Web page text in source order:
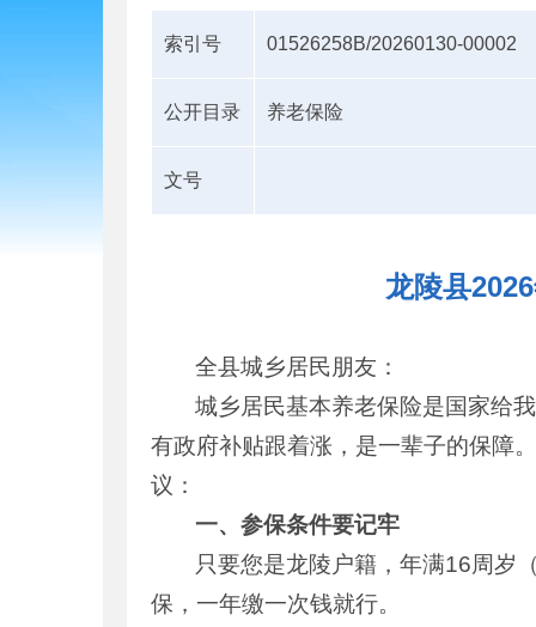
索引号 01526258B/20260130-00002
公开目录 养老保险
文号
龙陵县
全县城乡居民朋友：
城乡居民基本养老保险是国家给
有政府补贴跟着涨，是一辈子的保障
议：
一、参保条件要记牢
只要您是龙陵户籍，年满16周岁
保，一年缴一次钱就行。